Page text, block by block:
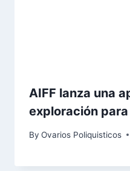
AIFF lanza una
exploración
By Ovarios Poliquisticos